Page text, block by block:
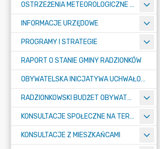
OSTRZEŻENIA METEOROLOGICZNE O ZŁYM STANIE POWIETRZA I INNE
INFORMACJE URZĘDOWE
PROGRAMY I STRATEGIE
RAPORT O STANIE GMINY RADZIONKÓW
OBYWATELSKA INICJATYWA UCHWAŁODAWCZA
RADZIONKOWSKI BUDŻET OBYWATELSKI
KONSULTACJE SPOŁECZNE NA TERENIE MIASTA RADZIONKÓW
KONSULTACJE Z MIESZKAŃCAMI